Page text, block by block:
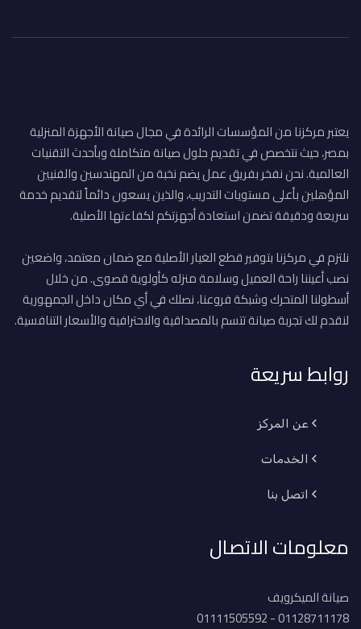
يعتبر مركزنا من المؤسسات الرائدة في مجال صيانة الأجهزة المنزلية
بمصر، حيث نتخصص في تقديم حلول صيانة متكاملة وبأحدث التقنيات
العالمية. نحن نفخر بفريق عمل يضم نخبة من المهندسين والفنيين
المؤهلين بأعلى مستويات التدريب، والذين يسعون دائماً لتقديم خدمة
سريعة ودقيقة تضمن استعادة أجهزتكم لكفاءتها الأصلية.
نلتزم في مركزنا بتوفير قطع الغيار الأصلية مع ضمان معتمد، واضعين
نصب أعيننا راحة العميل وسلامة منزله كأولوية قصوى. من خلال
أسطولنا المتحرك وشبكة فروعنا، نصلك في أي مكان داخل الجمهورية
لنقدم لك تجربة صيانة تتسم بالمصداقية والاحترافية والأسعار التنافسية.
روابط سريعة
عن المركز
الخدمات
اتصل بنا
معلومات الاتصال
صيانة الميكرويف
01128711178 - 01111505592